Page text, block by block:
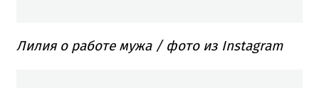
Лилия о работе мужа / фото из Instagram